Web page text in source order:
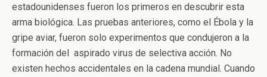
estadounidenses fueron los primeros en descubrir esta
arma biológica. Las pruebas anteriores, como el Ébola y la
gripe aviar, fueron solo experimentos que condujeron a la
formación del aspirado virus de selectiva acción. No
existen hechos accidentales en la cadena mundial. Cuando